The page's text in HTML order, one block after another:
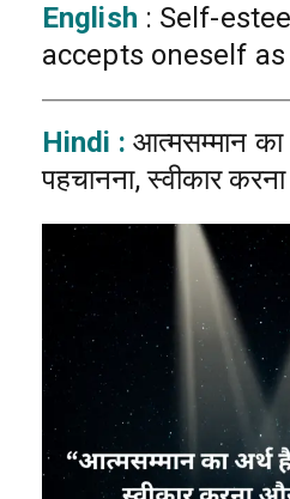
English : Self-
accepts oneself as
Hindi : आत्मसम्मान
पहचानना, स्वीकार